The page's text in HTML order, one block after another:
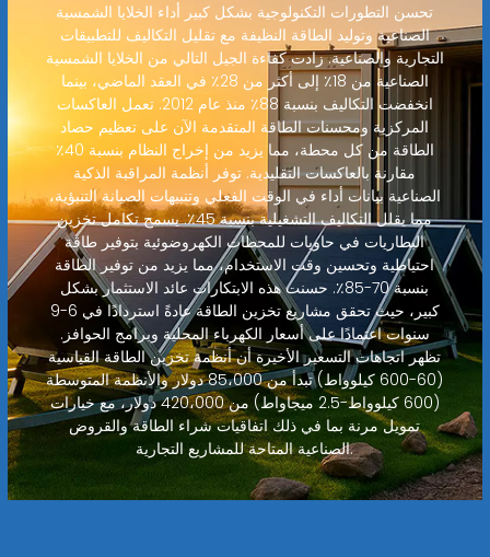
تحسن التطورات التكنولوجية بشكل كبير أداء الخلايا الشمسية
الصناعية وتوليد الطاقة النظيفة مع تقليل التكاليف للتطبيقات
التجارية والصناعية. زادت كفاءة الجيل التالي من الخلايا الشمسية
الصناعية من 18٪ إلى أكثر من 28٪ في العقد الماضي، بينما
انخفضت التكاليف بنسبة 88٪ منذ عام 2012. تعمل العاكسات
المركزية ومحسنات الطاقة المتقدمة الآن على تعظيم حصاد
الطاقة من كل محطة، مما يزيد من إخراج النظام بنسبة 40٪
مقارنة بالعاكسات التقليدية. توفر أنظمة المراقبة الذكية
الصناعية بيانات أداء في الوقت الفعلي وتنبيهات الصيانة التنبؤية،
مما يقلل التكاليف التشغيلية بنسبة 45٪. يسمح تكامل تخزين
البطاريات في حاويات للمحطات الكهروضوئية بتوفير طاقة
احتياطية وتحسين وقت الاستخدام، مما يزيد من توفير الطاقة
بنسبة 70-85٪. حسنت هذه الابتكارات عائد الاستثمار بشكل
كبير، حيث تحقق مشاريع تخزين الطاقة عادةً استردادًا في 6-9
سنوات اعتمادًا على أسعار الكهرباء المحلية وبرامج الحوافز.
تظهر اتجاهات التسعير الأخيرة أن أنظمة تخزين الطاقة القياسية
(60-600 كيلوواط) تبدأ من 85،000 دولار والأنظمة المتوسطة
(600 كيلوواط-2.5 ميجاواط) من 420،000 دولار، مع خيارات
تمويل مرنة بما في ذلك اتفاقيات شراء الطاقة والقروض
الصناعية المتاحة للمشاريع التجارية.